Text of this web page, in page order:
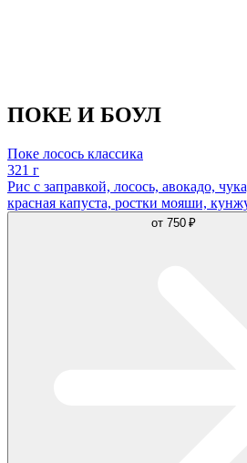
ПОКЕ И БОУЛ
Поке лосось классика
321 г
Рис с заправкой, лосось, авокадо,
красная капуста, ростки мояши,
от 750 ₽